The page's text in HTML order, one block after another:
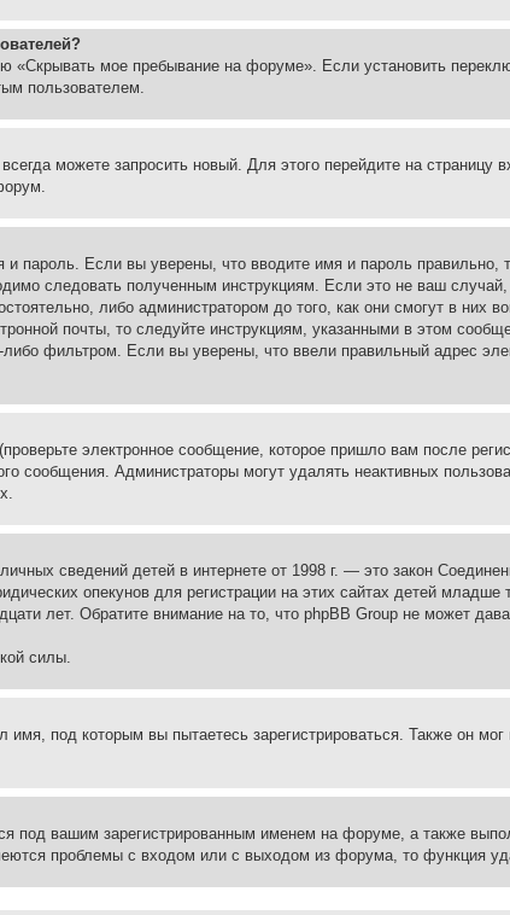
«Скрывать мое пребывание на форуме». Если установить
пользователем.
можете запросить новый. Для этого перейдите на
пароль. Если вы уверены, что вводите имя и пароль
следовать полученным инструкциям. Если это не ваш
либо администратором до того, как они смогут в них
почты, то следуйте инструкциям, указанными в этом
фильтром. Если вы уверены, что ввели правильный адрес
электронное сообщение, которое пришло вам после
сообщения. Администраторы могут удалять неактивных
сведений детей в интернете от 1998 г. — это закон
опекунов для регистрации на этих сайтах детей
лет. Обратите внимание на то, что phpBB Group не может
силы.
под которым вы пытаетесь зарегистрироваться. Также он
под вашим зарегистрированным именем на форуме, а также
проблемы с входом или с выходом из форума, то функция